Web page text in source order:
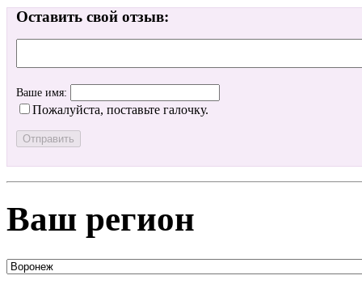
Оставить свой отзыв:
Ваше имя:
Пожалуйста, поставьте галочку.
Ваш регион